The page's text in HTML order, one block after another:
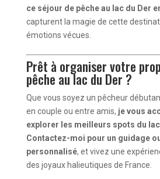
ce séjour de pêche au lac du Der
capturent la magie de cette
émotions vécues.
Prêt à organiser votre
pêche au lac du Der ?
Que vous soyez un pêcheur
en couple ou entre amis, je vous
explorer les meilleurs spots du
Contactez-moi pour un guidage
personnalisé, et vivez une
des joyaux halieutiques de France.